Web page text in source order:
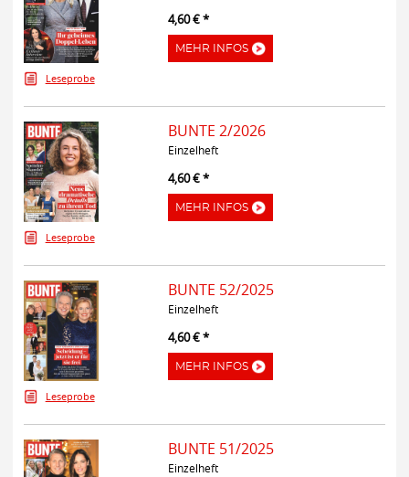
Leseprobe
4,60 € *
MEHR INFOS
Leseprobe
BUNTE 2/2026
Einzelheft
4,60 € *
MEHR INFOS
Leseprobe
BUNTE 52/2025
Einzelheft
4,60 € *
MEHR INFOS
BUNTE 51/2025
Einzelheft